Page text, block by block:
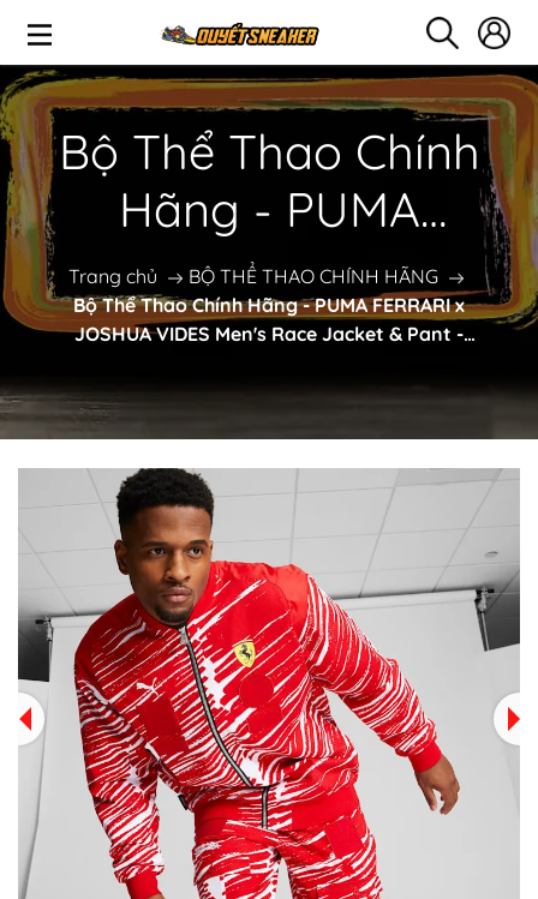
Bộ Thể Thao Chính
Hãng - PUMA
FERRARI x JOSHUA
VIDES Men's Race
Jacket & Pant -
624932-02
Trang chủ
BỘ THỂ THAO CHÍNH HÃNG
Bộ Thể Thao Chính Hãng - PUMA FERRARI x
JOSHUA VIDES Men's Race Jacket & Pant -